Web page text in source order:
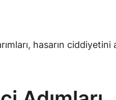
hasarın